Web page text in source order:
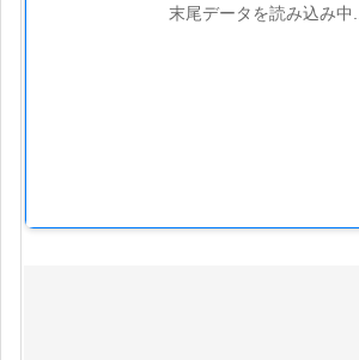
末尾データを読み込み中...